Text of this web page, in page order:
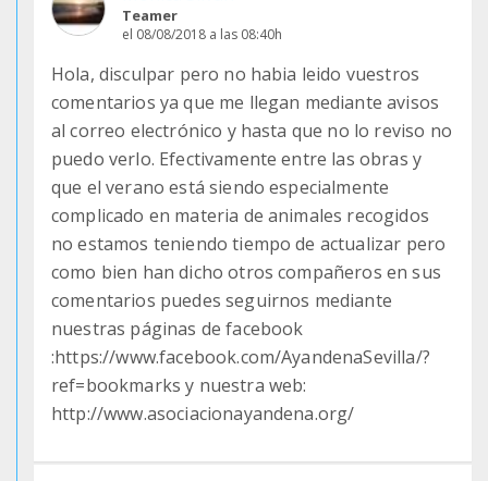
Teamer
el 08/08/2018 a las 08:40h
Hola, disculpar pero no habia leido vuestros
comentarios ya que me llegan mediante avisos
al correo electrónico y hasta que no lo reviso no
puedo verlo. Efectivamente entre las obras y
que el verano está siendo especialmente
complicado en materia de animales recogidos
no estamos teniendo tiempo de actualizar pero
como bien han dicho otros compañeros en sus
comentarios puedes seguirnos mediante
nuestras páginas de facebook
:https://www.facebook.com/AyandenaSevilla/?
ref=bookmarks y nuestra web:
http://www.asociacionayandena.org/